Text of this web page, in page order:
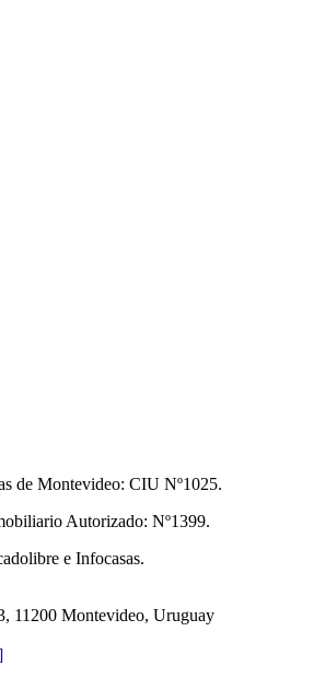
de Montevideo: CIU Nº1025.
Autorizado: Nº1399.
e Infocasas.
11200 Montevideo, Uruguay